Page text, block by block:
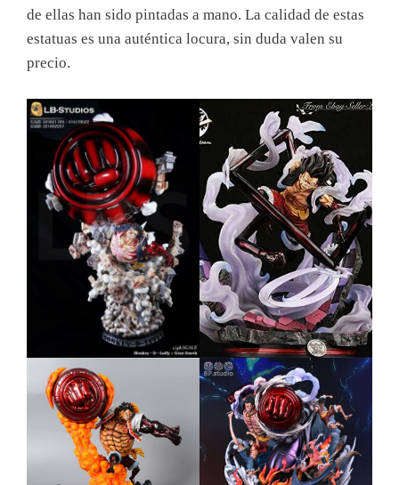
de ellas han sido pintadas a mano. La calidad de estas
estatuas es una auténtica locura, sin duda valen su
precio.